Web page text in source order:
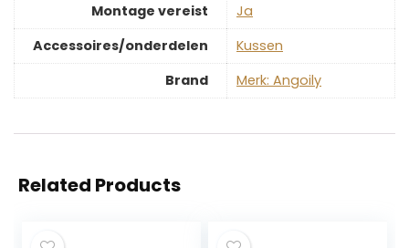
Montage vereist
‎Ja
Accessoires/onderdelen
‎Kussen
Brand
Merk: Angoily
Related Products